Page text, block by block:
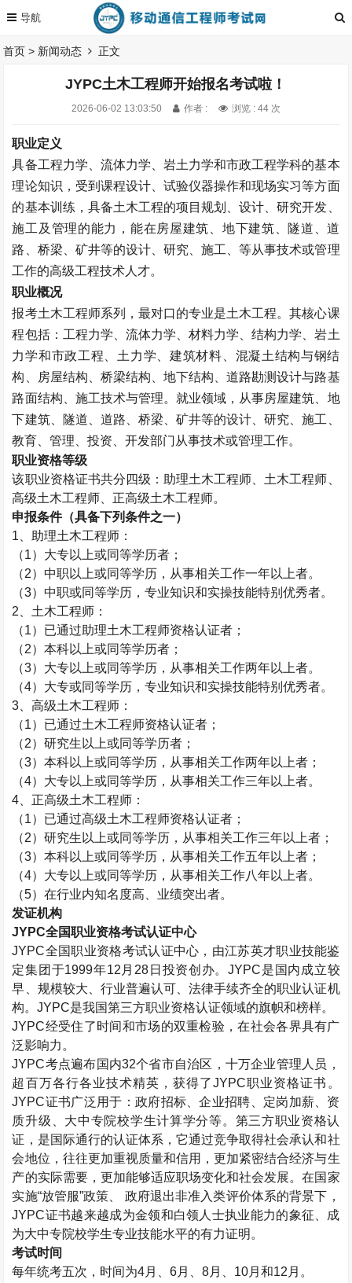
首页 > 新闻动态 正文
JYPC土木工程师开始报名考试啦！
2026-06-02 13:03:50 作者 : 浏览 : 44 次
职业定义
具备工程力学、流体力学、岩土力学和市政工程学科的基本
理论知识，受到课程设计、试验仪器操作和现场实习等方面
的基本训练，具备土木工程的项目规划、设计、研究开发、
施工及管理的能力，能在房屋建筑、地下建筑、隧道、道
路、桥梁、矿井等的设计、研究、施工、等从事技术或管理
工作的高级工程技术人才。
职业概况
报考土木工程师系列，最对口的专业是土木工程。其核心课
程包括：工程力学、流体力学、材料力学、结构力学、岩土
力学和市政工程、土力学、建筑材料、混凝土结构与钢结
构、房屋结构、桥梁结构、地下结构、道路勘测设计与路基
路面结构、施工技术与管理。就业领域，从事房屋建筑、地
下建筑、隧道、道路、桥梁、矿井等的设计、研究、施工、
教育、管理、投资、开发部门从事技术或管理工作。
职业资格等级
该职业资格证书共分四级：助理土木工程师 土木工程师
高级土木工程师 、正高级土木工程师。
申报条件（具备下列条件之一）
1、助理土木工程师 ：
（1）大专以上或同等学历者；
（2）中职以上或同等学历，从事相关工作一年以上者。
（3）中职或同等学历，专业知识和实操技能特别优秀者。
2、 土木工程师 ：
（1）已通过助理土木工程师资格认证者；
（2）本科以上或同等学历者；
（3）大专以上或同等学历，从事相关工作两年以上者。
（4）大专或同等学历，专业知识和实操技能特别优秀者。
3、高级土木工程师 ：
（1）已通过土木工程师资格认证者；
（2）研究生以上或同等学历者；
（3）本科以上或同等学历，从事相关工作两年以上者；
（4）大专以上或同等学历，从事相关工作三年以上者。
4、正高级土木工程师 ：
（1）已通过高级土木工程师资格认证者；
（2）研究生以上或同等学历，从事相关工作三年以上者；
（3）本科以上或同等学历，从事相关工作五年以上者；
（4）大专以上或同等学历，从事相关工作八年以上者。
（5）在行业内知名度高、业绩突出者。
发证机构
JYPC全国职业资格考试认证中心
JYPC全国职业资格考试认证中心，由江苏英才职业技能鉴
定集团于1999年12月28日投资创办。JYPC是国内成立较
早、规模较大、行业普遍认可、法律手续齐全的职业认证机
构。JYPC是我国第三方职业资格认证领域的旗帜和榜样。
JYPC经受住了时间和市场的双重检验，在社会各界具有广
泛影响力。
JYPC考点遍布国内32个省市自治区，十万企业管理人员，
超百万各行各业技术精英，获得了JYPC职业资格证书。
JYPC证书广泛用于：政府招标、企业招聘、定岗加薪、资
质升级、大中专院校学生计算学分等。第三方职业资格认
证，是国际通行的认证体系，它通过竞争取得社会承认和社
会地位，往往更加重视质量和信用，更加紧密结合经济与生
产的实际需要，更加能够适应职场变化和社会发展。在国家
实施“放管服”政策、 政府退出非准入类评价体系的背景下，
JYPC证书越来越成为金领和白领人士执业能力的象征、成
为大中专院校学生专业技能水平的有力证明。
考试时间
每年统考五次，时间为4月、6月、8月、10月和12月。